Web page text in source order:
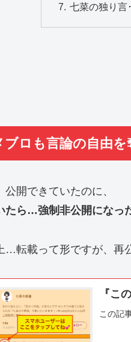
七菜の独り言
ブロも言論の自由
公開できていたのに、
たら…強制非公開になっ
…転載って形ですが、再
『こ
この記